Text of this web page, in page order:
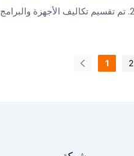
عام 2026. تم تقسيم تكاليف الأجهزة والبرامج
1 2